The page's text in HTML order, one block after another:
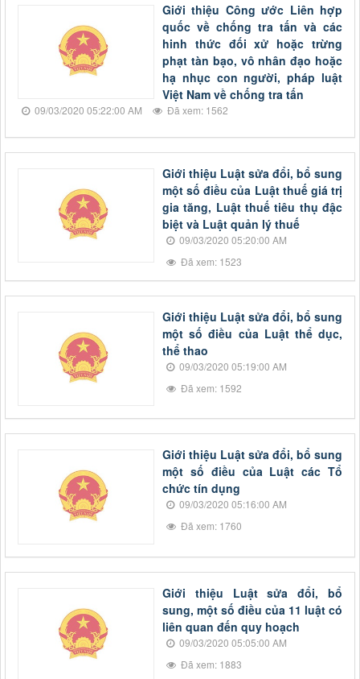
Giới thiệu Công ước Liên hợp
quốc về chống tra tấn và các
hinh thức đối xử hoặc trừng
phạt tàn bạo, vô nhân đạo hoặc
hạ nhục con người, pháp luật
Việt Nam về chống tra tấn
09/03/2020 05:22:00 AM Đã xem: 1562
Giới thiệu Luật sửa đổi, bổ sung
một số điều của Luật thuế giá trị
gia tăng, Luật thuế tiêu thụ đậc
biệt và Luật quản lý thuế
09/03/2020 05:20:00 AM
Đã xem: 1523
Giới thiệu Luật sửa đổi, bổ sung
một số điều của Luật thể dục,
thể thao
09/03/2020 05:19:00 AM
Đã xem: 1592
Giới thiệu Luật sửa đổi, bổ sung
một số điều của Luật các Tổ
chức tín dụng
09/03/2020 05:16:00 AM
Đã xem: 1760
Giới thiệu Luật sửa đổi, bổ
sung, một số điều của 11 luật có
liên quan đến quy hoạch
09/03/2020 05:05:00 AM
Đã xem: 1883